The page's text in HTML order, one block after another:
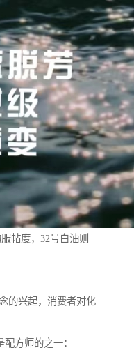
帖度，32号白油则
的兴起，消费者对化
方师的之一：